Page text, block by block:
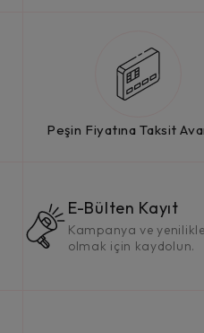
Peşin Fiyatına Taksit
E-Bülten Kayıt
Kampanya ve
olmak için kaydolun.